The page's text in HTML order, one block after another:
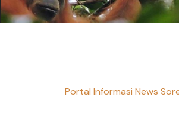
Portal Informasi News